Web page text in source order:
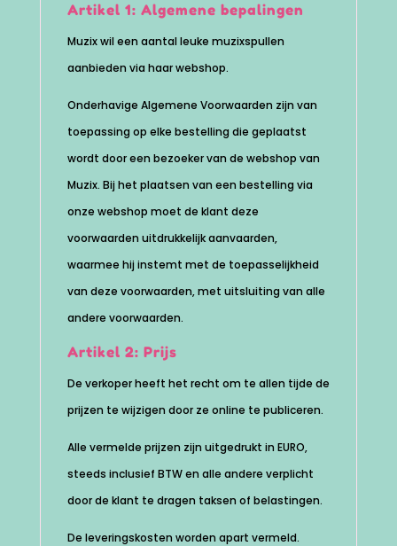
Artikel 1: Algemene bepalingen
Muzix wil een aantal leuke muzixspullen
aanbieden via haar webshop.
Onderhavige Algemene Voorwaarden zijn van
toepassing op elke bestelling die geplaatst
wordt door een bezoeker van de webshop van
Muzix. Bij het plaatsen van een bestelling via
onze webshop moet de klant deze
voorwaarden uitdrukkelijk aanvaarden,
waarmee hij instemt met de toepasselijkheid
van deze voorwaarden, met uitsluiting van alle
andere voorwaarden.
Artikel 2: Prijs
De verkoper heeft het recht om te allen tijde de
prijzen te wijzigen door ze online te publiceren.
Alle vermelde prijzen zijn uitgedrukt in EURO,
steeds inclusief BTW en alle andere verplicht
door de klant te dragen taksen of belastingen.
De leveringskosten worden apart vermeld.